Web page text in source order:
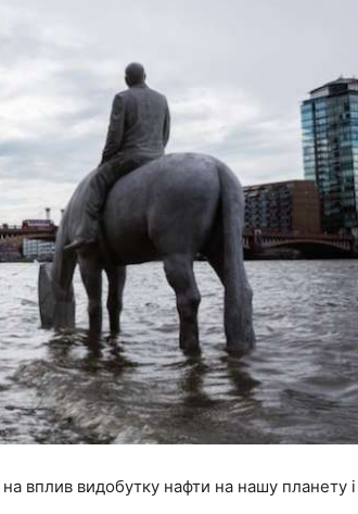
вплив видобутку нафти на нашу планету і